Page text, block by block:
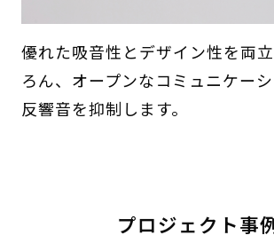
優れた吸音性とデザイン性を両
ろん、オープンなコミュニケー
反響音を抑制します。
プロジェクト事